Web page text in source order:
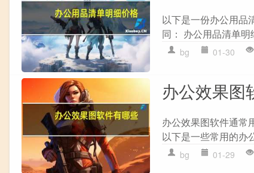
以下是一份办公用品
同： 办公用品清单
bg 01-30
办公效果图
办公效果图软件通常
以下是一些常用的办
bg 01-29